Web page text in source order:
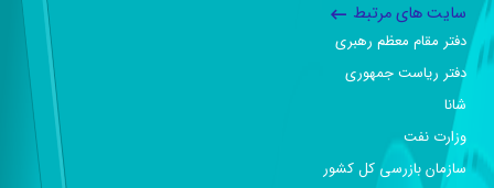
سایت های مرتبط
دفتر مقام معظم رهبری
دفتر ریاست جمهوری
شانا
وزارت نفت
سازمان بازرسی کل کشور